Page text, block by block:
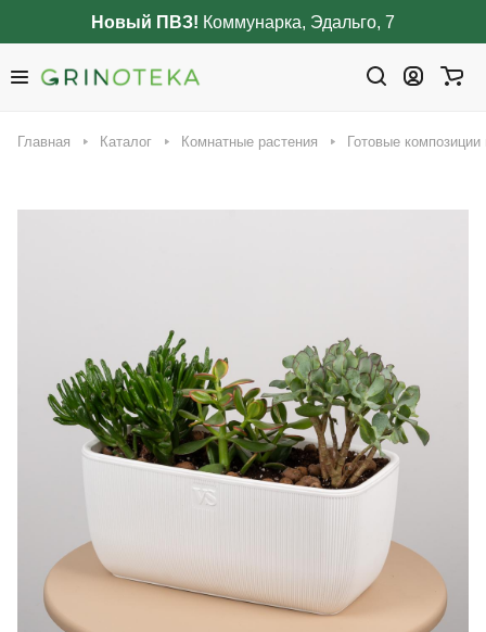
Новый ПВЗ! Коммунарка, Эдальго, 7
Главная Каталог Комнатные растения Готовые